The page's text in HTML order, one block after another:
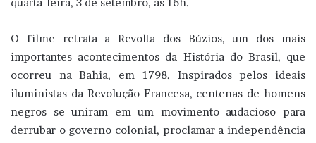
O filme retrata a Revolta dos Búzios, um dos mais
importantes acontecimentos da História do Brasil, que
ocorreu na Bahia, em 1798. Inspirados pelos ideais
iluministas da Revolução Francesa, centenas de homens
negros se uniram em um movimento audacioso para
derrubar o governo colonial, proclamar a independência